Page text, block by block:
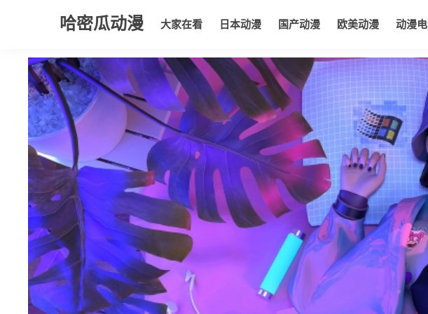
哈密瓜动漫 大家在看 日本动漫 国产动漫 欧美动漫 动漫
大家在看 日本动漫 国产动漫 欧美动漫 动漫电影 动态漫画